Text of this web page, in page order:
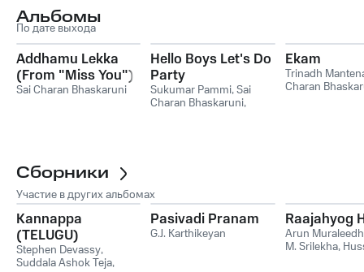
Альбомы
По дате выхода
Addhamu Lekka
(From "Miss You")
Sai Charan Bhaskaruni
Hello Boys Let's Do
Party
Sukumar Pammi,Sai
Charan Bhaskaruni,
Ekam
Trinadh
Charan
Сборники
Участие в других альбомах
Kannappa
(TELUGU)
Stephen Devassy,
Suddala Ashok Teja,
Pasivadi Pranam
G.J. Karthikeyan
Raajahyog
Arun
M. Srilekha,